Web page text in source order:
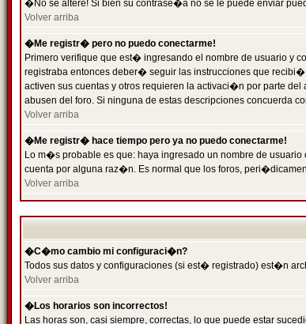
�No se altere! Si bien su contrase�a no se le puede enviar
Volver arriba
�Me registr� pero no puedo conectarme!
Primero verifique que est� ingresando el nombre de usuario y
registraba entonces deber� seguir las instrucciones que
activen sus cuentas y otros requieren la activaci�n por parte
abusen del foro. Si ninguna de estas descripciones concuerda
Volver arriba
�Me registr� hace tiempo pero ya no puedo conectarme!
Lo m�s probable es que: haya ingresado un nombre de
cuenta por alguna raz�n. Es normal que los foros,
Volver arriba
�C�mo cambio mi configuraci�n?
Todos sus datos y configuraciones (si est� registrado) est�n
Volver arriba
�Los horarios son incorrectos!
Las horas son, casi siempre, correctas, lo que puede estar